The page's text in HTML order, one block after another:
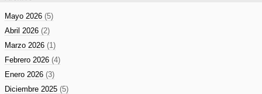
Mayo 2026 (5)
Abril 2026 (2)
Marzo 2026 (1)
Febrero 2026 (4)
Enero 2026 (3)
Diciembre 2025 (5)